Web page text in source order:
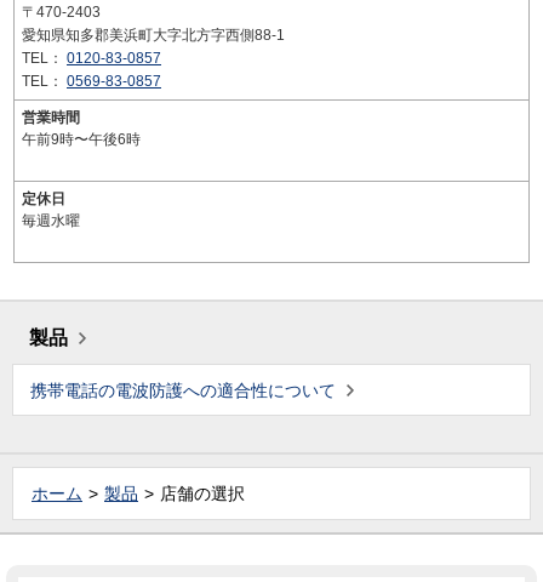
〒470-2403
愛知県知多郡美浜町大字北方字西側88-1
TEL： 0120-83-0857
TEL： 0569-83-0857
営業時間
午前9時〜午後6時
定休日
毎週水曜
製品
携帯電話の電波防護への適合性について
ホーム 製品 店舗の選択